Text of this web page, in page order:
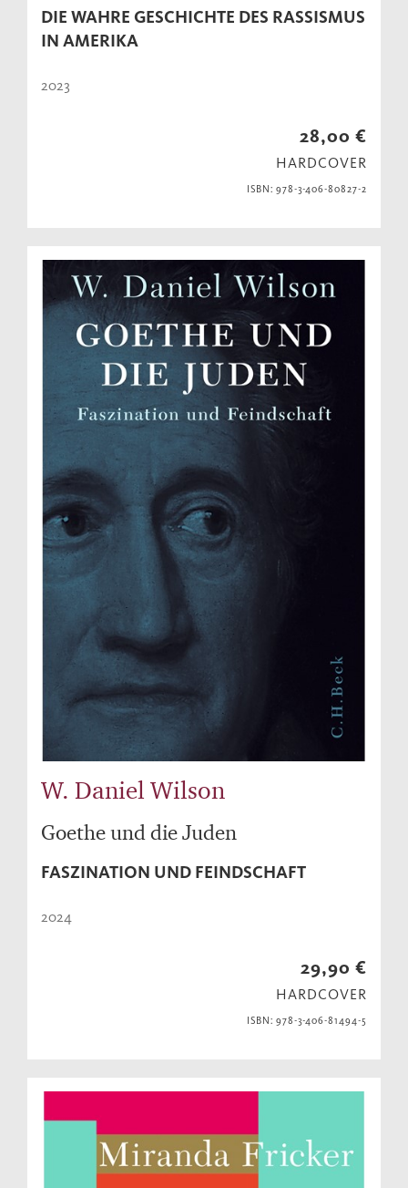
DIE WAHRE GESCHICHTE DES RASSISMUS
IN AMERIKA
2023
28,00 €
HARDCOVER
ISBN: 978-3-406-80827-2
W. Daniel Wilson
Goethe und die Juden
FASZINATION UND FEINDSCHAFT
2024
29,90 €
HARDCOVER
ISBN: 978-3-406-81494-5